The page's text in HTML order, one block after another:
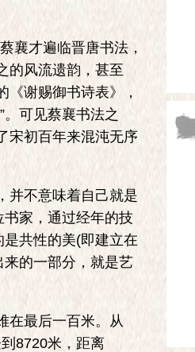
襄才遍临晋唐书法，
的风流遗韵，甚至
《谢赐御书诗表》，
可见蔡襄书法之
宋初百年来混沌无序
不意味着自己就是
书家，通过经年的技
是共性的美(即建立在
来的一部分，就是艺
最后一百米。从
8720米，距离